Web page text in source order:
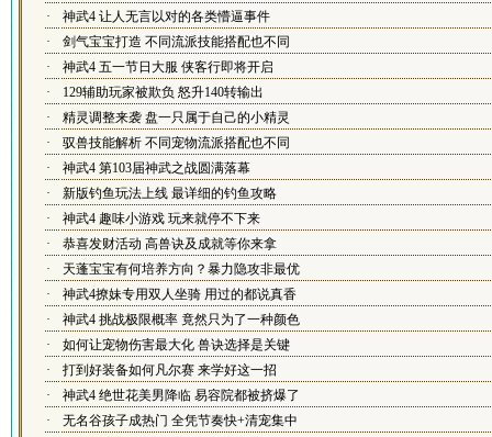
·
神武4 让人无言以对的各类懵逼事件
·
剑气宝宝打造 不同流派技能搭配也不同
·
神武4 五一节日大服 侠客行即将开启
·
129辅助玩家被欺负 怒升140转输出
·
精灵调整来袭 盘一只属于自己的小精灵
·
驭兽技能解析 不同宠物流派搭配也不同
·
神武4 第103届神武之战圆满落幕
·
新版钓鱼玩法上线 最详细的钓鱼攻略
·
神武4 趣味小游戏 玩来就停不下来
·
恭喜发财活动 高兽诀及成就等你来拿
·
天蓬宝宝有何培养方向？暴力隐攻非最优
·
神武4撩妹专用双人坐骑 用过的都说真香
·
神武4 挑战极限概率 竟然只为了一种颜色
·
如何让宠物伤害最大化 兽诀选择是关键
·
打到好装备如何凡尔赛 来学好这一招
·
神武4 绝世花美男降临 易容院都被挤爆了
·
无名谷孩子成热门 全凭节奏快+清宠集中